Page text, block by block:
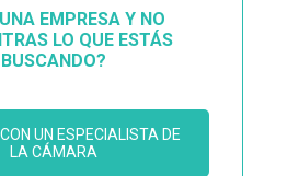
EMPRESA Y NO
LO QUE ESTÁS
BUSCANDO?
UN ESPECIALISTA DE
LA CÁMARA